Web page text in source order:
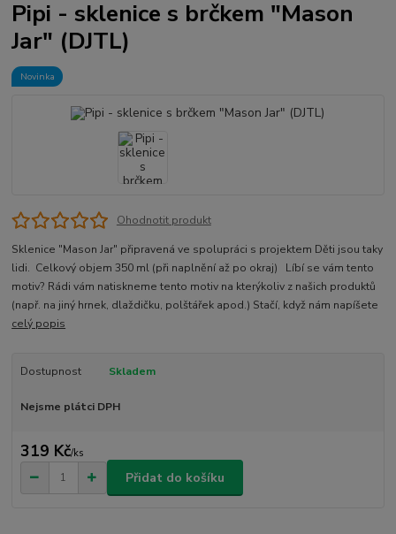
Pipi - sklenice s brčkem "Mason
Jar" (DJTL)
Novinka
Ohodnotit produkt
Sklenice "Mason Jar" připravená ve spolupráci s projektem Děti jsou taky
lidi. Celkový objem 350 ml (při naplnění až po okraj) Líbí se vám tento
motiv? Rádi vám natiskneme tento motiv na kterýkoliv z našich produktů
(např. na jiný hrnek, dlaždičku, polštářek apod.) Stačí, když nám napíšete
celý popis
Dostupnost Skladem
Nejsme plátci DPH
319 Kč/ks
Přidat do košíku